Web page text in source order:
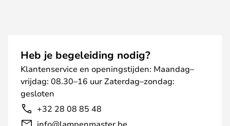
Heb je begeleiding nodig?
Klantenservice en openingstijden: Maandag–
vrijdag: 08.30–16 uur Zaterdag–zondag:
gesloten
+32 28 08 85 48
info@lampenmaster.be